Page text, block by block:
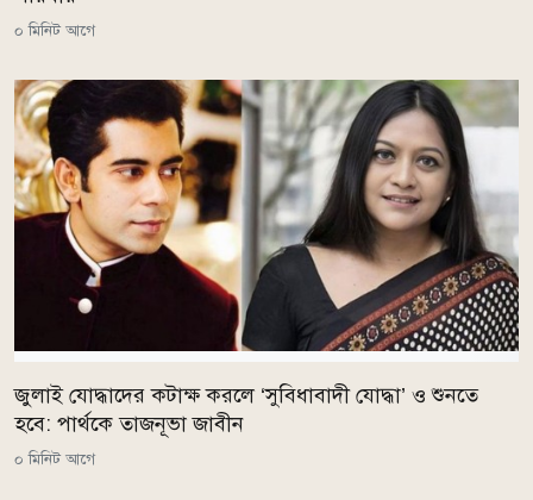
০ মিনিট আগে
জুলাই যোদ্ধাদের কটাক্ষ করলে ‘সুবিধাবাদী যোদ্ধা’ ও শুনতে
হবে: পার্থকে তাজনূভা জাবীন
০ মিনিট আগে